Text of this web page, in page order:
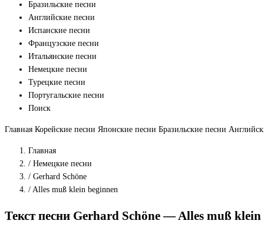
Бразильские песни
Английские песни
Испанские песни
Французские песни
Итальянские песни
Немецкие песни
Турецкие песни
Португальские песни
Поиск
Главная Корейские песни Японские песни Бразильские песни
Главная
/ Немецкие песни
/ Gerhard Schöne
/ Alles muß klein beginnen
Текст песни Gerhard Schöne — Alles muß